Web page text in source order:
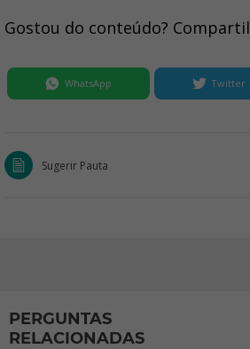
Gostou do conteúdo?
WhatsApp Twitter
Sugerir Pauta
PERGUNTAS
RELACIONADAS